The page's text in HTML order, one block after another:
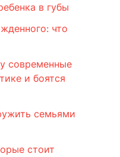
в губы
что
современные
и боятся
семьями
стоит